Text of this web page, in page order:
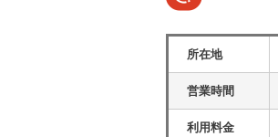
所在地
営業時間
利用料金